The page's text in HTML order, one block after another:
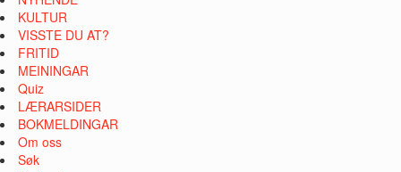
KULTUR
VISSTE DU AT?
FRITID
MEININGAR
Quiz
LÆRARSIDER
BOKMELDINGAR
Om oss
Søk